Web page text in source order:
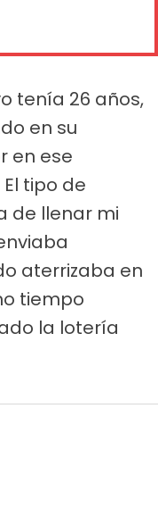
tenía 26 años,
en su
en ese
tipo de
de llenar mi
aterrizaba en
tiempo
la lotería